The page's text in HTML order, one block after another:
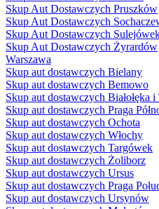
Skup Aut Dostawczych Pruszków
Skup Aut Dostawczych
Skup Aut Dostawczych
Skup Aut Dostawczych Żyrardów
Warszawa
Skup aut dostawczych Bielany
Skup aut dostawczych Bemowo
Skup aut dostawczych Białołęka
Skup aut dostawczych Praga
Skup aut dostawczych Ochota
Skup aut dostawczych Włochy
Skup aut dostawczych Targówek
Skup aut dostawczych Żoliborz
Skup aut dostawczych Ursus
Skup aut dostawczych Praga
Skup aut dostawczych Ursynów